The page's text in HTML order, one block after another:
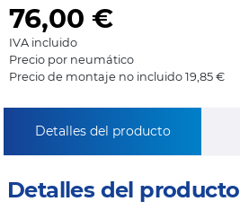
76,00 €
IVA incluido
Precio por neumático
Precio de montaje no incluido 19,85 €
Detalles del producto
Detalles del producto